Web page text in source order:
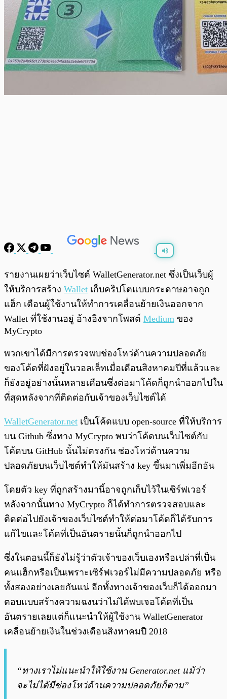
0:00 / 0:00
รายงานเผยว่าเว็บไซต์ WalletGenerator.net ซึ่งเป็นเว็บผู้
ให้บริการสร้าง Wallet เก็บคริปโตแบบกระดาษอาจถูก
แฮ็ก เตือนผู้ใช้งานให้ทำการเคลื่อนย้ายเงินออกจาก
Wallet ที่ใช้งานอยู่ อ้างอิงจากโพสต์ Medium ของ
MyCrypto
พวกเขาได้มีการตรวจพบช่องโหว่ด้านความปลอดภัย
ของโค้ดที่ฝังอยู่ในวอลเล็ทเมื่อเดือนสิงหาคมปีที่แล้วและ
ก็ยังอยู่อย่างนั้นหลายเดือนซึ่งต่อมาโค้ดก็ถูกนำออกไปใน
ที่สุดหลังจากที่ติดต่อกับเจ้าของเว็บไซต์ได้
WalletGenerator.net เป็นโค้ดแบบ open-source ที่ให้บริการ
บน Github ซึ่งทาง MyCrypto พบว่าโค้ดบนเว็บไซต์กับ
โค้ดบน GitHub นั้นไม่ตรงกัน ช่องโหว่ด้านความ
ปลอดภัยบนเว็บไซต์ทำให้มันสร้าง key ขึ้นมาเพิ่มอีกอัน
โดยตัว key ที่ถูกสร้างมานี้อาจถูกเก็บไว้ในเซิร์ฟเวอร์
หลังจากนั้นทาง MyCrypto ก็ได้ทำการตรวจสอบและ
ติดต่อไปยังเจ้าของเว็บไซต์ทำให้ต่อมาโค้ดก็ได้รับการ
แก้ไขและโค้ดที่เป็นอันตรายนั้นก็ถูกนำออกไป
ซึ่งในตอนนี้ก็ยังไม่รู้ว่าตัวเจ้าของเว็บเองหรือเปล่าที่เป็น
คนแฮ็กหรือเป็นเพราะเซิร์ฟเวอร์ไม่มีความปลอดภัย หรือ
ทั้งสองอย่างเลยกันแน่ อีกทั้งทางเจ้าของเว็บก็ได้ออกมา
ตอบแบบสร้างความฉงนว่าไม่ได้พบเจอโค้ดที่เป็น
อันตรายเลยแต่ก็แนะนำให้ผู้ใช้งาน WalletGenerator
เคลื่อนย้ายเงินในช่วงเดือนสิงหาคมปี 2018
“ทางเราไม่แนะนำให้ใช้งาน Generator.net แม้ว่า
จะไม่ได้มีช่องโหว่ด้านความปลอดภัยก็ตาม”